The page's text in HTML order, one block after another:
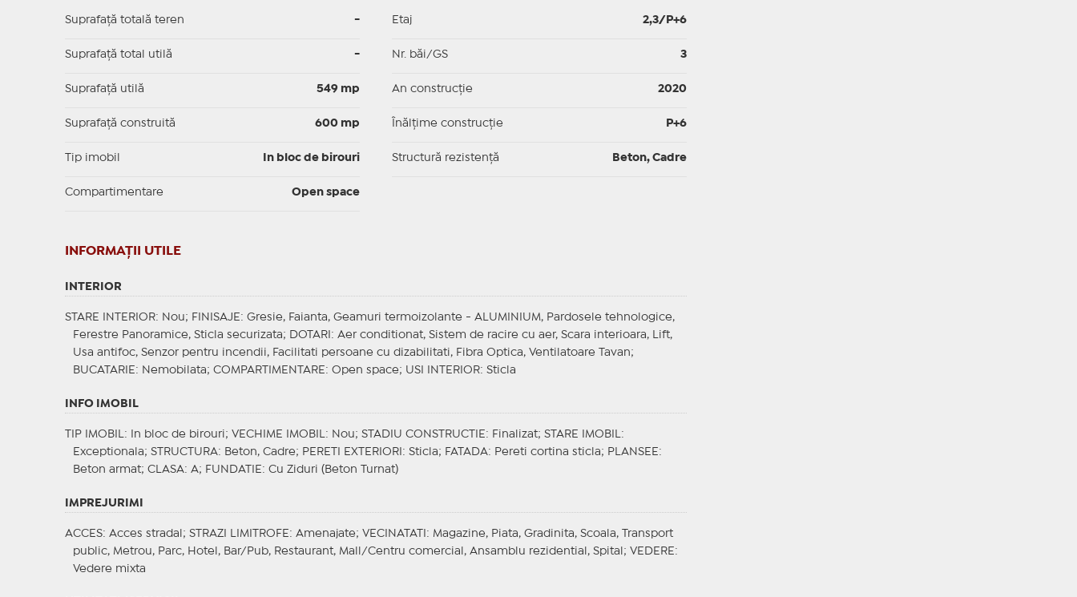
Suprafață totală teren -
Suprafaţă total utilă -
Suprafaţă utilă 549 mp
Suprafaţă construită 600 mp
Tip imobil In bloc de birouri
Compartimentare Open space
Etaj 2,3/P+6
Nr. băi/GS 3
An construcție 2020
Înălțime construcție P+6
Structură rezistență Beton, Cadre
INFORMAŢII UTILE
INTERIOR
STARE INTERIOR: Nou; FINISAJE : Gresie, Faianta, Geamuri termoizolante - ALUMINIUM, Pardosele tehnologice,
Ferestre Panoramice, Sticla securizata;
DOTARI : Aer conditionat, Sistem de racire cu aer, Scara interioara, Lift,
Usa antifoc, Senzor pentru incendii, Facilitati persoane cu dizabilitati, Fibra Optica, Ventilatoare Tavan;
BUCATARIE : Nemobilata; COMPARTIMENTARE : Open space; USI INTERIOR: Sticla
INFO IMOBIL
TIP IMOBIL : In bloc de birouri; VECHIME IMOBIL : Nou; STADIU CONSTRUCTIE : Finalizat; STARE IMOBIL
:
Exceptionala; STRUCTURA: Beton, Cadre; PERETI EXTERIORI : Sticla; FATADA: Pereti cortina sticla; PLANSEE :
Beton armat; CLASA: A; FUNDATIE : Cu Ziduri (Beton Turnat)
IMPREJURIMI
ACCES: Acces stradal; STRAZI LIMITROFE : Amenajate; VECINATATI
: Magazine, Piata, Gradinita, Scoala, Transport
public, Metrou, Parc, Hotel, Bar/Pub, Restaurant, Mall/Centru comercial, Ansamblu rezidential, Spital; VEDERE :
Vedere mixta